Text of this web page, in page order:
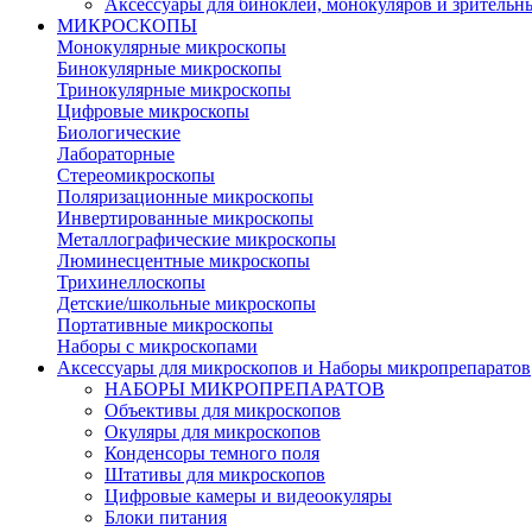
Аксессуары для биноклей, монокуляров и
МИКРОСКОПЫ
Монокулярные микроскопы
Бинокулярные микроскопы
Тринокулярные микроскопы
Цифровые микроскопы
Биологические
Лабораторные
Стереомикроскопы
Поляризационные микроскопы
Инвертированные микроскопы
Металлографические микроскопы
Люминесцентные микроскопы
Трихинеллоскопы
Детские/школьные микроскопы
Портативные микроскопы
Наборы с микроскопами
Аксессуары для микроскопов и Наборы микропрепаратов
НАБОРЫ МИКРОПРЕПАРАТОВ
Объективы для микроскопов
Окуляры для микроскопов
Конденсоры темного поля
Штативы для микроскопов
Цифровые камеры и видеоокуляры
Блоки питания